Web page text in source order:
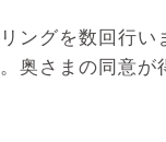
ングを数回行
奥さまの同意